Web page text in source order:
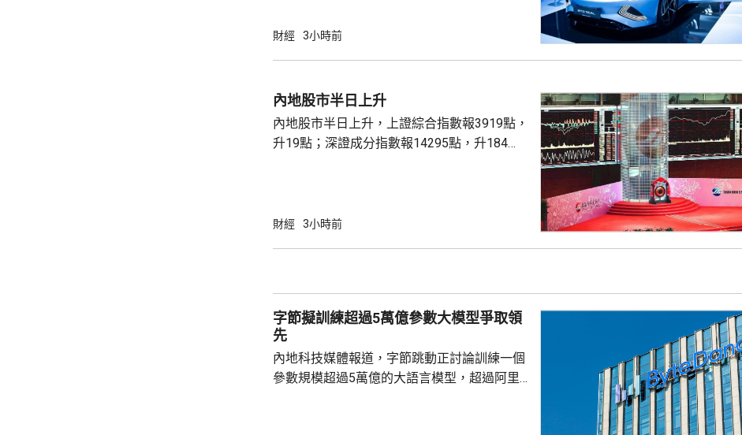
27.5%，貿易順差達1125億美元，連續第3個
激增，有效抵消極端天氣對貿易的干擾，並緩
和內需疲軟帶來的增長壓力。中國出口已連續
第4個月保持兩位數增長，進...
財經 3小時前
內地股市半日上升
內地股市半日上升，上證綜合指數報3919點，
升19點；深證成分指數報14295點，升184
財經 3小時前
字節擬訓練超過5萬億參數大模型爭取領
先
內地科技媒體報道，字節跳動正討論訓練一個
參數規模超過5萬億的大語言模型，超過阿里